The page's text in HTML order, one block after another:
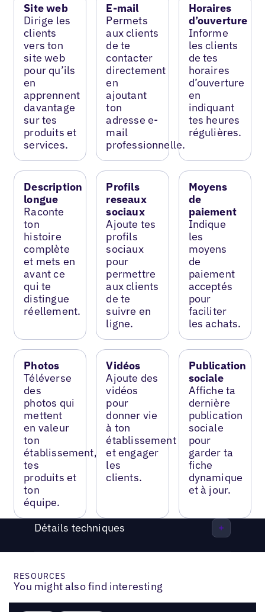
Site web
Dirige les
clients
vers ton
site web
pour qu’ils
en
apprennent
davantage
sur tes
produits et
services.
E-mail
Permets
aux clients
de te
contacter
directement
en
ajoutant
ton
adresse e-
mail
professionnelle.
Horaires
d’ouverture
Informe
les clients
de tes
horaires
d’ouverture
en
indiquant
tes heures
régulières.
Description
longue
Raconte
ton
histoire
complète
et mets en
avant ce
qui te
distingue
réellement.
Profils
reseaux
sociaux
Ajoute tes
profils
sociaux
pour
permettre
aux clients
de te
suivre en
ligne.
Moyens
de
paiement
Indique
les
moyens
de
paiement
acceptés
pour
faciliter
les achats.
Photos
Téléverse
des
photos qui
mettent
en valeur
ton
établissement,
tes
produits et
ton
équipe.
Vidéos
Ajoute des
vidéos
pour
donner vie
à ton
établissement
et engager
les
clients.
Publication
sociale
Affiche ta
dernière
publication
sociale
pour
garder ta
fiche
dynamique
et à jour.
Détails techniques
RESOURCES
You might also find interesting